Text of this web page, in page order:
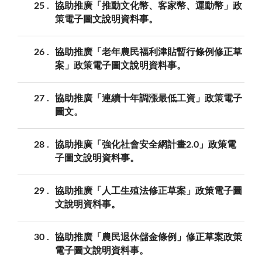
25
協助推廣「推動文化幣、客家幣、運動幣」政
策電子圖文說明資料事。
26
協助推廣「老年農民福利津貼暫行條例修正草
案」政策電子圖文說明資料事。
27
協助推廣「連續十年調漲最低工資」政策電子
圖文。
28
協助推廣「強化社會安全網計畫2.0」政策電
子圖文說明資料事。
29
協助推廣「人工生殖法修正草案」政策電子圖
文說明資料事。
30
協助推廣「農民退休儲金條例」修正草案政策
電子圖文說明資料事。